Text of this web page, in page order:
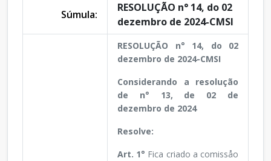
Súmula:
RESOLUÇÃO n° 14, do 02
dezembro de 2024-CMSI
RESOLUÇÃO n° 14, do 02
dezembro de 2024-CMSI
Considerando a resolução
de n° 13, de 02 de
dezembro de 2024
Resolve:
Art. 1° Fica criado a comissåo